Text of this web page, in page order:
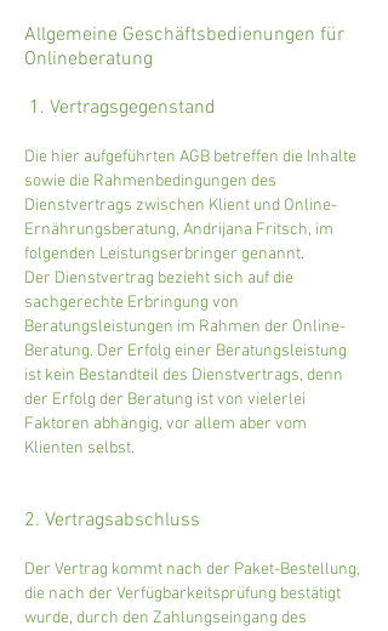
Allgemeine Geschäftsbedienungen für
Onlineberatung
1. Vertragsgegenstand
Die hier aufgeführten AGB betreffen die Inhalte
sowie die Rahmenbedingungen des
Dienstvertrags zwischen Klient und Online-
Ernährungsberatung, Andrijana Fritsch, im
folgenden Leistungserbringer genannt.
Der Dienstvertrag bezieht sich auf die
sachgerechte Erbringung von
Beratungsleistungen im Rahmen der Online-
Beratung. Der Erfolg einer Beratungsleistung
ist kein Bestandteil des Dienstvertrags, denn
der Erfolg der Beratung ist von vielerlei
Faktoren abhängig, vor allem aber vom
Klienten selbst.
2. Vertragsabschluss
Der Vertrag kommt nach der Paket-Bestellung,
die nach der Verfügbarkeitsprüfung bestätigt
wurde, durch den Zahlungseingang des